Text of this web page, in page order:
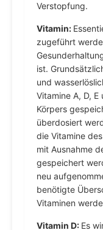
Verstopfung.
Vitamin:
zugeführt
ist.
und
Vitamine A, D,
Körpers
überdosiert
die Vitamine
mit Ausnahme
gespeichert
neu
benötigte
Vitaminen
Vitamin D: Es